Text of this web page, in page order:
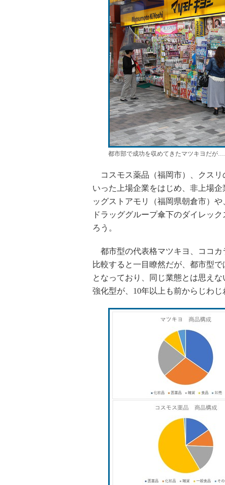
都市部で成功を収めてきたマツキヨだが
コスモス薬品（福岡市）、クスリ
いった上場企業をはじめ、非上場
ッグストアモリ（福岡県朝倉市）
ドラッググループ傘下のダイレッ
ろう。
都市型の代表格マツキヨ、ココカ
比較すると一目瞭然だが、都市型
となっており、同じ業態とは思え
強化型が、10年以上も前からじわ